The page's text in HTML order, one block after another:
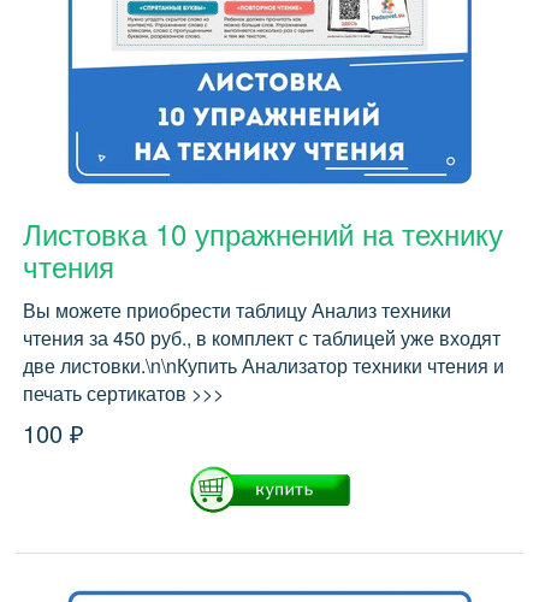
Листовка 10 упражнений на технику
чтения
Вы можете приобрести таблицу Анализ техники
чтения за 450 руб., в комплект с таблицей уже входят
две листовки.\n\nКупить Анализатор техники чтения и
печать сертикатов >>>
100 ₽